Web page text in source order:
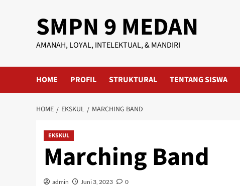
SMPN 9 MEDAN
AMANAH, LOYAL, INTELEKTUAL, & MANDIRI
HOME PROFIL STRUKTURAL TENTANG SISWA
HOME EKSKUL MARCHING BAND
EKSKUL
Marching Band
admin Juni 3, 2023 0